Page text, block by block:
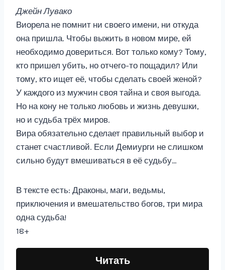
Джейн Лувако
Виорела не помнит ни своего имени, ни откуда
она пришла. Чтобы выжить в новом мире, ей
необходимо довериться. Вот только кому? Тому,
кто пришел убить, но отчего-то пощадил? Или
тому, кто ищет её, чтобы сделать своей женой?
У каждого из мужчин своя тайна и своя выгода.
Но на кону не только любовь и жизнь девушки,
но и судьба трёх миров.
Вира обязательно сделает правильный выбор и
станет счастливой. Если Демиурги не слишком
сильно будут вмешиваться в её судьбу…
В тексте есть: Драконы, маги, ведьмы,
приключения и вмешательство богов, три мира
одна судьба!
18+
Читать